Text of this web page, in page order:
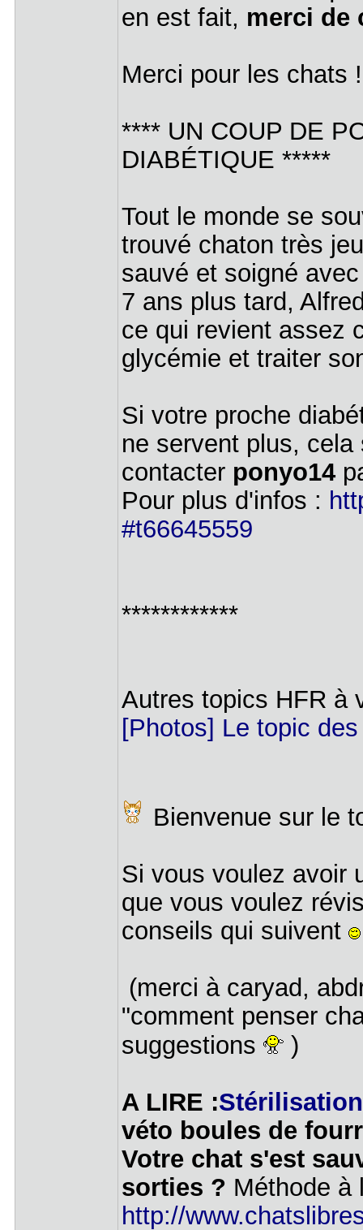
en est fait, merci de
Merci pour les chats
**** UN COUP DE
DIABÉTIQUE *****
Tout le monde se
trouvé chaton très
sauvé et soigné
7 ans plus tard,
ce qui revient assez
glycémie et traiter
Si votre proche
ne servent plus,
contacter ponyo14
Pour plus d'infos :
#t66645559
************
Autres topics HFR
[Photos] Le topic
Bienvenue sur le
Si vous voulez avoir
que vous voulez
conseils qui suivent
(merci à caryad,
"comment penser
suggestions
)
A LIRE :
véto boules de
Votre chat s'est
sorties ? Méthode à
http://